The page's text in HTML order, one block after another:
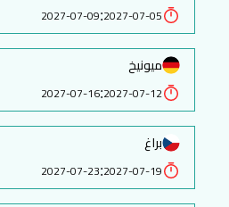
2027-07-05
:
2027-07-09
ميونيخ
2027-07-12
:
2027-07-16
براغ
2027-07-19
:
2027-07-23